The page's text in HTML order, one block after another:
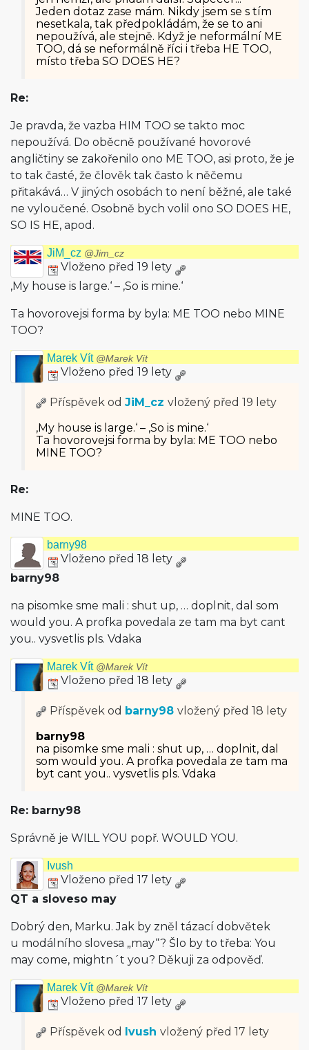
Jeden dotaz zase mám. Nikdy jsem se s tím
nesetkala, tak předpokládám, že se to ani
nepoužívá, ale stejně. Když je neformální ME
TOO, dá se neformálně říci i třeba HE TOO,
místo třeba SO DOES HE?
Re:
Je pravda, že vazba HIM TOO se takto moc
nepoužívá. Do oběcně používané hovorové
angličtiny se zakořenilo ono ME TOO, asi proto, že je
to tak časté, že člověk tak často k něčemu
přitakává… V jiných osobách to není běžné, ale také
ne vyloučené. Osobně bych volil ono SO DOES HE,
SO IS HE, apod.
JiM_cz @Jim_cz
Vloženo před 19 lety
‚My house is large.‘ – ‚So is mine.‘
Ta hovorovejsi forma by byla: ME TOO nebo MINE
TOO?
Marek Vít @Marek Vít
Vloženo před 19 lety
Příspěvek od JiM_cz vložený před 19 lety
‚My house is large.‘ – ‚So is mine.‘
Ta hovorovejsi forma by byla: ME TOO nebo
MINE TOO?
Re:
MINE TOO.
barny98
Vloženo před 18 lety
barny98
na pisomke sme mali : shut up, … doplnit, dal som
would you. A profka povedala ze tam ma byt cant
you.. vysvetlis pls. Vdaka
Marek Vít @Marek Vít
Vloženo před 18 lety
Příspěvek od barny98 vložený před 18 lety
barny98
na pisomke sme mali : shut up, … doplnit, dal
som would you. A profka povedala ze tam ma
byt cant you.. vysvetlis pls. Vdaka
Re: barny98
Správně je WILL YOU popř. WOULD YOU.
Ivush
Vloženo před 17 lety
QT a sloveso may
Dobrý den, Marku. Jak by zněl tázací dobvětek
u modálního slovesa „may“? Šlo by to třeba: You
may come, mightn´t you? Děkuji za odpověď.
Marek Vít @Marek Vít
Vloženo před 17 lety
Příspěvek od Ivush vložený před 17 lety